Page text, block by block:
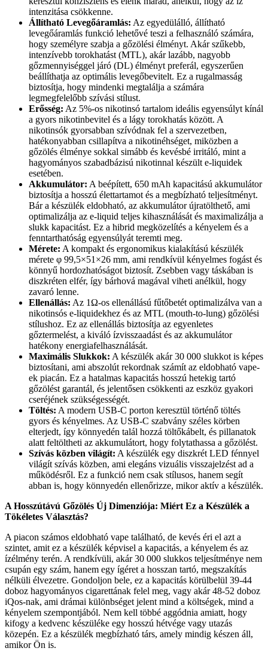
intenzitása csökkenne.
Állítható Levegőáramlás: Az egyedülálló, állítható
levegőáramlás funkció lehetővé teszi a felhasználó számára,
hogy személyre szabja a gőzölési élményt. Akár szűkebb,
intenzívebb torokhatást (MTL), akár lazább, nagyobb
gőzmennyiséggel járó (DL) élményt preferál, egyszerűen
beállíthatja az optimális levegőbevitelt. Ez a rugalmasság
biztosítja, hogy mindenki megtalálja a számára
legmegfelelőbb szívási stílust.
Erősség: Az 5%-os nikotinsó tartalom ideális egyensúlyt kínál
a gyors nikotinbevitel és a lágy torokhatás között. A
nikotinsók gyorsabban szívódnak fel a szervezetben,
hatékonyabban csillapítva a nikotinéhséget, miközben a
gőzölés élménye sokkal simább és kevésbé irritáló, mint a
hagyományos szabadbázisú nikotinnal készült e-liquidek
esetében.
Akkumulátor: A beépített, 650 mAh kapacitású akkumulátor
biztosítja a hosszú élettartamot és a megbízható teljesítményt.
Bár a készülék eldobható, az akkumulátor újratölthető, ami
optimalizálja az e-liquid teljes kihasználását és maximalizálja a
slukk kapacitást. Ez a hibrid megközelítés a kényelem és a
fenntarthatóság egyensúlyát teremti meg.
Mérete: A kompakt és ergonomikus kialakítású készülék
mérete φ 99,5×51×26 mm, ami rendkívül kényelmes fogást és
könnyű hordozhatóságot biztosít. Zsebben vagy táskában is
diszkréten elfér, így bárhová magával viheti anélkül, hogy
zavaró lenne.
Ellenállás: Az 1Ω-os ellenállású fűtőbetét optimalizálva van a
nikotinsós e-liquidekhez és az MTL (mouth-to-lung) gőzölési
stílushoz. Ez az ellenállás biztosítja az egyenletes
gőztermelést, a kiváló ízvisszaadást és az akkumulátor
hatékony energiafelhasználását.
Maximális Slukkok: A készülék akár 30 000 slukkot is képes
biztosítani, ami abszolút rekordnak számít az eldobható vape-
ek piacán. Ez a hatalmas kapacitás hosszú hetekig tartó
gőzölést garantál, és jelentősen csökkenti az eszköz gyakori
cseréjének szükségességét.
Töltés: A modern USB-C porton keresztül történő töltés
gyors és kényelmes. Az USB-C szabvány széles körben
elterjedt, így könnyedén talál hozzá töltőkábelt, és pillanatok
alatt feltöltheti az akkumulátort, hogy folytathassa a gőzölést.
Szívás közben világít: A készülék egy diszkrét LED fénnyel
világít szívás közben, ami elegáns vizuális visszajelzést ad a
működésről. Ez a funkció nem csak stílusos, hanem segít
abban is, hogy könnyedén ellenőrizze, mikor aktív a készülék.
A Hosszútávú Gőzölés Új Dimenziója: Miért Ez a Készülék a
Tökéletes Választás?
A piacon számos eldobható vape található, de kevés éri el azt a
szintet, amit ez a készülék képvisel a kapacitás, a kényelem és az
ízélmény terén. A rendkívüli, akár 30 000 slukkos teljesítménye nem
csupán egy szám, hanem egy ígéret a hosszan tartó, megszakítás
nélküli élvezetre. Gondoljon bele, ez a kapacitás körülbelül 39-44
doboz hagyományos cigarettának felel meg, vagy akár 48-52 doboz
iQos-nak, ami drámai különbséget jelent mind a költségek, mind a
kényelem szempontjából. Nem kell többé aggódnia amiatt, hogy
kifogy a kedvenc készüléke egy hosszú hétvége vagy utazás
közepén. Ez a készülék megbízható társ, amely mindig készen áll,
amikor Ön is.